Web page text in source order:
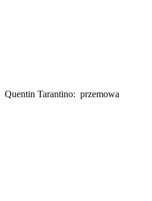
Quentin Tarantino: przemowa